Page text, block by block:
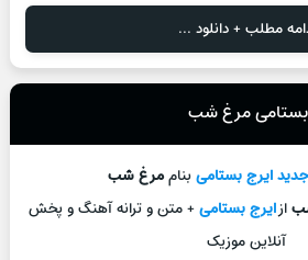
مطلب + دانلود ...
بستامی مرغ شب
ایرج بستامیبناممرغ شب
ازایرج بستامی+ متن و ترانه آهنگ و پخش
آنلاین موزیک